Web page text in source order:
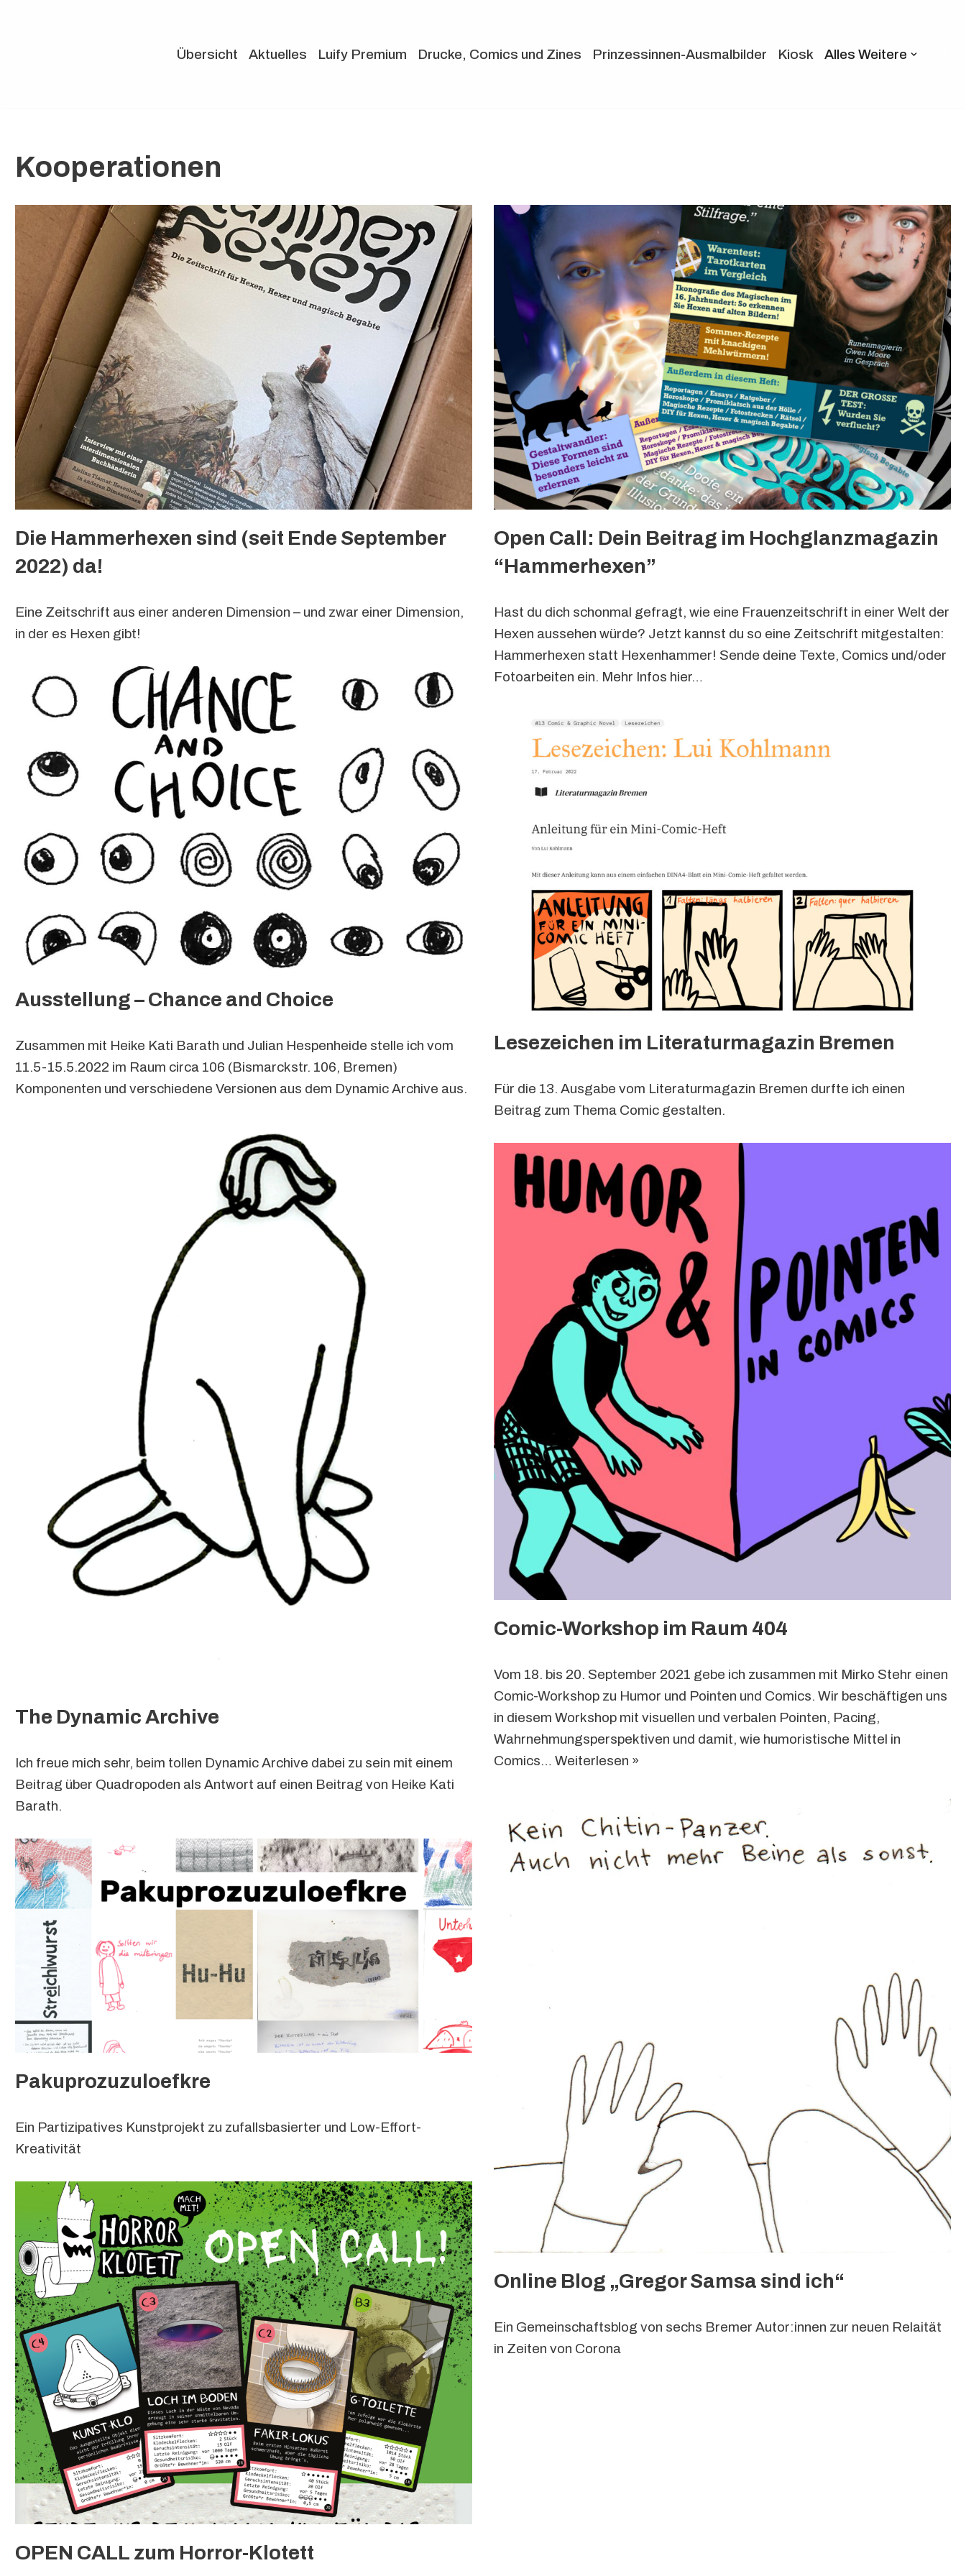
Übersicht Aktuelles Luify Premium Drucke, Comics und Zines Prinzessinnen-Ausmalbilder Kiosk Alles Weitere
Kooperationen
Die Hammerhexen sind (seit Ende September
2022) da!
Eine Zeitschrift aus einer anderen Dimension – und zwar einer Dimension,
in der es Hexen gibt!
Open Call: Dein Beitrag im Hochglanzmagazin
“Hammerhexen”
Hast du dich schonmal gefragt, wie eine Frauenzeitschrift in einer Welt der
Hexen aussehen würde? Jetzt kannst du so eine Zeitschrift mitgestalten:
Hammerhexen statt Hexenhammer! Sende deine Texte, Comics und/oder
Fotoarbeiten ein. Mehr Infos hier…
Ausstellung – Chance and Choice
Zusammen mit Heike Kati Barath und Julian Hespenheide stelle ich vom
11.5-15.5.2022 im Raum circa 106 (Bismarckstr. 106, Bremen)
Komponenten und verschiedene Versionen aus dem Dynamic Archive aus.
Lesezeichen im Literaturmagazin Bremen
Für die 13. Ausgabe vom Literaturmagazin Bremen durfte ich einen
Beitrag zum Thema Comic gestalten.
The Dynamic Archive
Ich freue mich sehr, beim tollen Dynamic Archive dabei zu sein mit einem
Beitrag über Quadropoden als Antwort auf einen Beitrag von Heike Kati
Barath.
Comic-Workshop im Raum 404
Vom 18. bis 20. September 2021 gebe ich zusammen mit Mirko Stehr einen
Comic-Workshop zu Humor und Pointen und Comics. Wir beschäftigen uns
in diesem Workshop mit visuellen und verbalen Pointen, Pacing,
Wahrnehmungsperspektiven und damit, wie humoristische Mittel in
Comics… Weiterlesen »
Online Blog „Gregor Samsa sind ich“
Ein Gemeinschaftsblog von sechs Bremer Autor:innen zur neuen Relaität
in Zeiten von Corona
Pakuprozuzuloefkre
Ein Partizipatives Kunstprojekt zu zufallsbasierter und Low-Effort-
Kreativität
OPEN CALL zum Horror-Klotett